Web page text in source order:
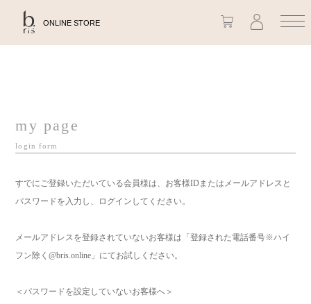
ONLINE STORE
my page
login form
すでにご登録いただいている会員様は、お客様IDまたはメールアドレスと
パスワードを入力し、ログインしてください。
メールアドレスを登録されていないお客様は「登録された電話番号※ハイ
フン除く@bris.online」にてお試しください。
＜パスワードを設定していないお客様へ＞